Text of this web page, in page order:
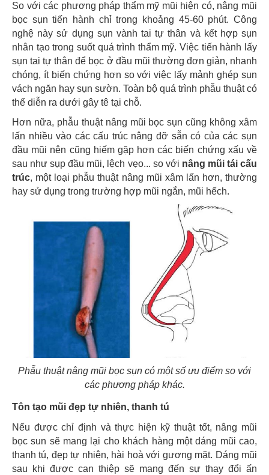
So với các phương pháp thẩm mỹ mũi hiện có, nâng mũi
bọc sụn tiến hành chỉ trong khoảng 45-60 phút. Công
nghệ này sử dụng sụn vành tai tự thân và kết hợp sụn
nhân tạo trong suốt quá trình thẩm mỹ. Việc tiến hành lấy
sụn tai tự thân để bọc ở đầu mũi thường đơn giản, nhanh
chóng, ít biến chứng hơn so với việc lấy mảnh ghép sụn
vách ngăn hay sụn sườn. Toàn bộ quá trình phẫu thuật có
thể diễn ra dưới gây tê tại chỗ.
Hơn nữa, phẫu thuật nâng mũi bọc sụn cũng không xâm
lấn nhiều vào các cấu trúc nâng đỡ sẵn có của các sụn
đầu mũi nên cũng hiếm gặp hơn các biến chứng xấu về
sau như sụp đầu mũi, lệch vẹo... so với nâng mũi tái cấu
trúc, một loại phẫu thuật nâng mũi xâm lấn hơn, thường
hay sử dụng trong trường hợp mũi ngắn, mũi hếch.
Phẫu thuật nâng mũi bọc sụn có một số ưu điểm so với
các phương pháp khác.
Tôn tạo mũi đẹp tự nhiên, thanh tú
Nếu được chỉ định và thực hiện kỹ thuật tốt, nâng mũi
bọc sun sẽ mang lại cho khách hàng một dáng mũi cao,
thanh tú, đẹp tự nhiên, hài hoà với gương mặt. Dáng mũi
sau khi được can thiệp sẽ mang đến sự thay đổi ấn